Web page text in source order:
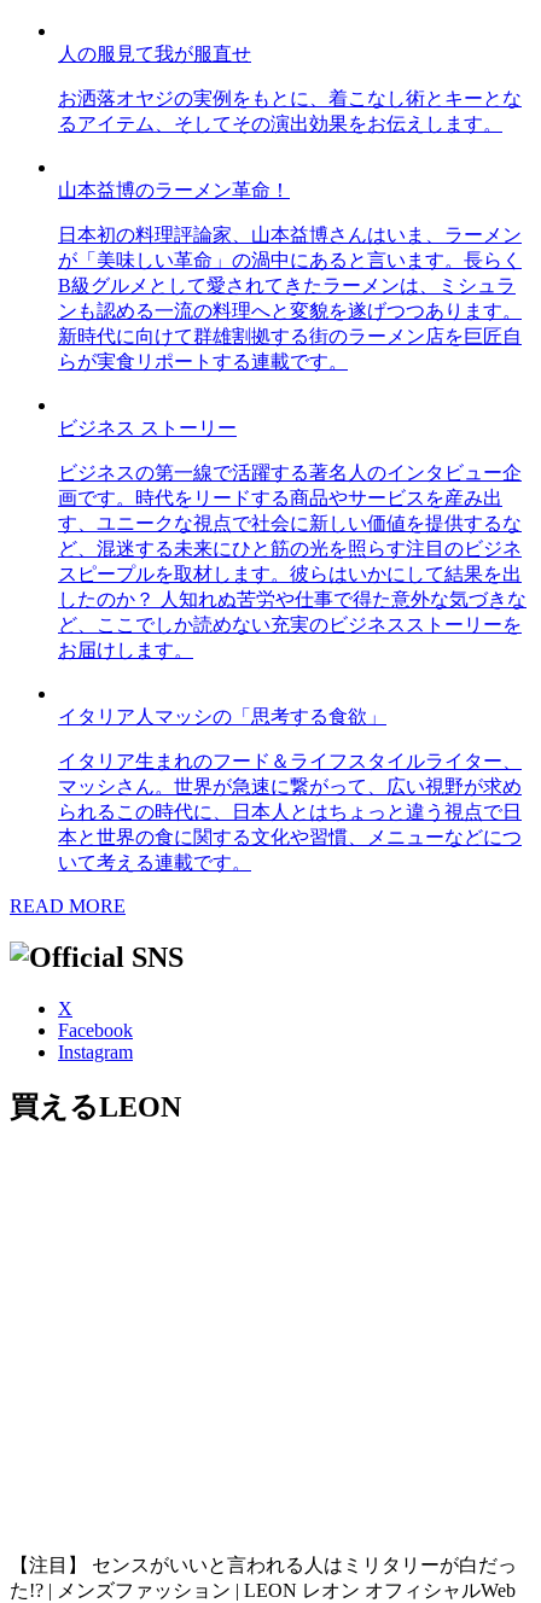
人の服見て我が服直せ
お洒落オヤジの実例をもとに、着こなし術とキーとな
るアイテム、そしてその演出効果をお伝えします。
山本益博のラーメン革命！
日本初の料理評論家、山本益博さんはいま、ラーメン
が「美味しい革命」の渦中にあると言います。長らく
B級グルメとして愛されてきたラーメンは、ミシュラ
ンも認める一流の料理へと変貌を遂げつつあります。
新時代に向けて群雄割拠する街のラーメン店を巨匠自
らが実食リポートする連載です。
ビジネス ストーリー
ビジネスの第一線で活躍する著名人のインタビュー企
画です。時代をリードする商品やサービスを産み出
す、ユニークな視点で社会に新しい価値を提供するな
ど、混迷する未来にひと筋の光を照らす注目のビジネ
スピープルを取材します。彼らはいかにして結果を出
したのか？ 人知れぬ苦労や仕事で得た意外な気づきな
ど、ここでしか読めない充実のビジネスストーリーを
お届けします。
イタリア人マッシの「思考する食欲」
イタリア生まれのフード＆ライフスタイルライター、
マッシさん。世界が急速に繋がって、広い視野が求め
られるこの時代に、日本人とはちょっと違う視点で日
本と世界の食に関する文化や習慣、メニューなどにつ
いて考える連載です。
READ MORE
X
Facebook
Instagram
買えるLEON
【注目】 センスがいいと言われる人はミリタリーが白だっ
た!? | メンズファッション | LEON レオン オフィシャルWeb